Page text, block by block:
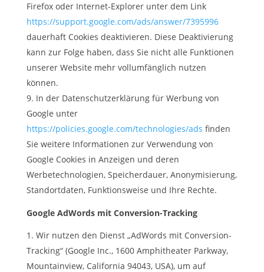
Firefox oder Internet-Explorer unter dem Link
https://support.google.com/ads/answer/7395996
dauerhaft Cookies deaktivieren. Diese Deaktivierung
kann zur Folge haben, dass Sie nicht alle Funktionen
unserer Website mehr vollumfänglich nutzen
können.
In der Datenschutzerklärung für Werbung von
Google unter
https://policies.google.com/technologies/ads finden
Sie weitere Informationen zur Verwendung von
Google Cookies in Anzeigen und deren
Werbetechnologien, Speicherdauer, Anonymisierung,
Standortdaten, Funktionsweise und Ihre Rechte.
Google AdWords mit Conversion-Tracking
Wir nutzen den Dienst „AdWords mit Conversion-
Tracking“ (Google Inc., 1600 Amphitheater Parkway,
Mountainview, California 94043, USA), um auf